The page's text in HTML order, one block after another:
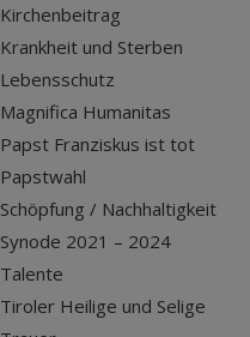
Kirchenbeitrag
Krankheit und Sterben
Lebensschutz
Magnifica Humanitas
Papst Franziskus ist tot
Papstwahl
Schöpfung / Nachhaltigkeit
Synode 2021 – 2024
Talente
Tiroler Heilige und Selige